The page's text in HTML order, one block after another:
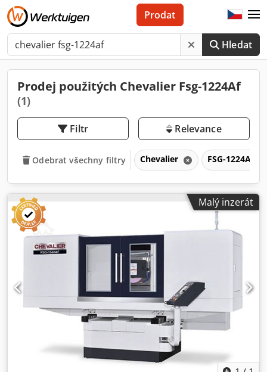
Hledat
Prodat
Prodej použitých Chevalier Fsg-1224Af
(1)
Filtr Relevance
Odebrat všechny filtry Chevalier FSG-1224AF
Malý inzerát